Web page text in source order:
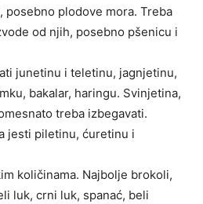
posebno plodove mora. Treba
od njih, posebno pšenicu i
junetinu i teletinu, jagnjetinu,
bakalar, haringu. Svinjetina,
treba izbegavati.
jesti piletinu, ćuretinu i
količinama. Najbolje brokoli,
luk, crni luk, spanać, beli